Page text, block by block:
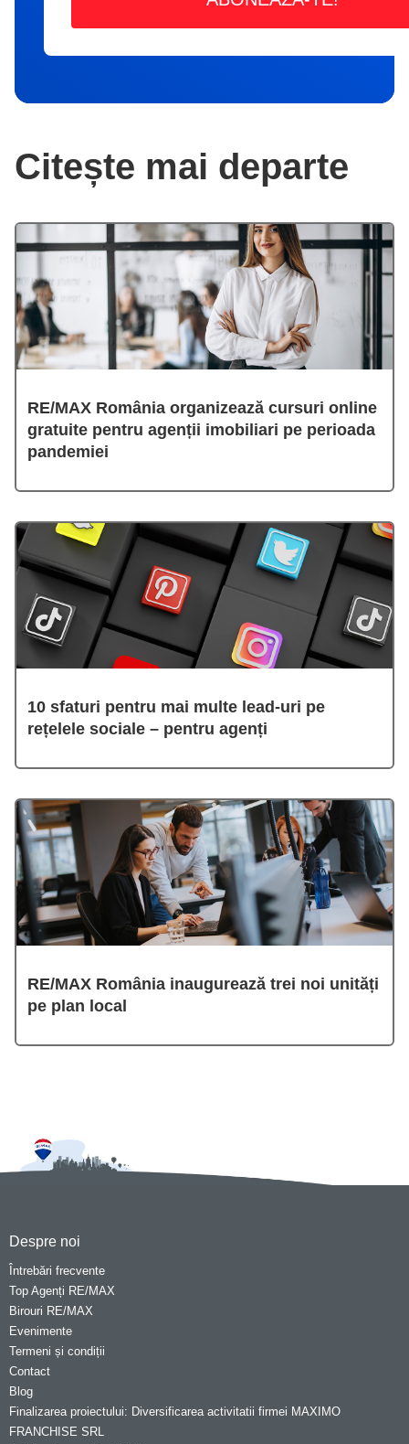
Citește mai departe
RE/MAX România organizează cursuri online
gratuite pentru agenții imobiliari pe perioada
pandemiei
10 sfaturi pentru mai multe lead-uri pe
rețelele sociale – pentru agenți
RE/MAX România inaugurează trei noi unități
pe plan local
Despre noi
Întrebări frecvente
Top Agenți RE/MAX
Birouri RE/MAX
Evenimente
Termeni și condiții
Contact
Blog
Finalizarea proiectului: Diversificarea activitatii firmei MAXIMO
FRANCHISE SRL